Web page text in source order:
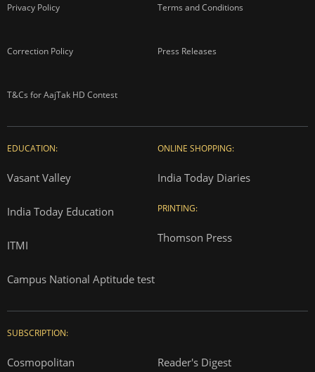
Privacy Policy Terms and Conditions
Correction Policy Press Releases
T&Cs for AajTak HD Contest
EDUCATION:
Vasant Valley
India Today Education
ITMI
Campus National Aptitude test
ONLINE SHOPPING:
India Today Diaries
PRINTING:
Thomson Press
SUBSCRIPTION:
Cosmopolitan Reader's Digest